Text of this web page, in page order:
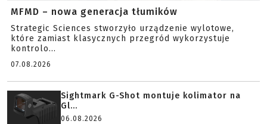
MFMD – nowa generacja tłumików
Strategic Sciences stworzyło urządzenie wylotowe,
które zamiast klasycznych przegród wykorzystuje
kontrolo...
07.08.2026
Sightmark G-Shot montuje kolimator na
Gl...
06.08.2026